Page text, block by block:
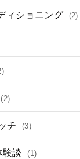
ィショニング (2)
(2)
チ (3)
験談 (1)